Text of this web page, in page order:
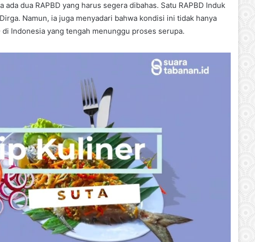
dua RAPBD yang harus segera dibahas. Satu RAPBD Induk
Namun, ia juga menyadari bahwa kondisi ini tidak hanya
Indonesia yang tengah menunggu proses serupa.